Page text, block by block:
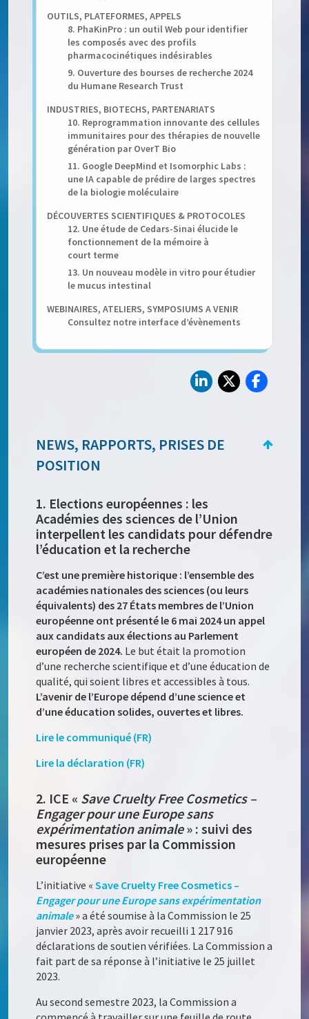
OUTILS, PLATEFORMES, APPELS
8. PhaKinPro : un outil Web pour identifier
les composés avec des profils
pharmacocinétiques indésirables
9. Ouverture des bourses de recherche 2024
du Humane Research Trust
INDUSTRIES, BIOTECHS, PARTENARIATS
10. Reprogrammation innovante des cellules
immunitaires pour des thérapies de nouvelle
génération par OverT Bio
11. Google DeepMind et Isomorphic Labs :
une IA capable de prédire de larges spectres
de la biologie moléculaire
DÉCOUVERTES SCIENTIFIQUES & PROTOCOLES
12. Une étude de Cedars-Sinai élucide le
fonctionnement de la mémoire à
court terme
13. Un nouveau modèle in vitro pour étudier
le mucus intestinal
WEBINAIRES, ATELIERS, SYMPOSIUMS A VENIR
Consultez notre interface d’évènements
NEWS, RAPPORTS, PRISES DE
POSITION
1. Elections européennes : les
Académies des sciences de l’Union
interpellent les candidats pour défendre
l’éducation et la recherche
C’est une première historique : l’ensemble des
académies nationales des sciences (ou leurs
équivalents) des 27 États membres de l’Union
européenne ont présenté le 6 mai 2024 un appel
aux candidats aux élections au Parlement
européen de 2024. Le but était la promotion
d’une recherche scientifique et d’une éducation de
qualité, qui soient libres et accessibles à tous.
L’avenir de l’Europe dépend d’une science et
d’une éducation solides, ouvertes et libres.
Lire le communiqué (FR)
Lire la déclaration (FR)
2. ICE « Save Cruelty Free Cosmetics –
Engager pour une Europe sans
expérimentation animale» : suivi des
mesures prises par la Commission
européenne
L’initiative «Save Cruelty Free Cosmetics –
Engager pour une Europe sans expérimentation
animale» a été soumise à la Commission le 25
janvier 2023, après avoir recueilli 1 217 916
déclarations de soutien vérifiées. La Commission a
fait part de sa réponse à l’initiative le 25 juillet
2023.
Au second semestre 2023, la Commission a